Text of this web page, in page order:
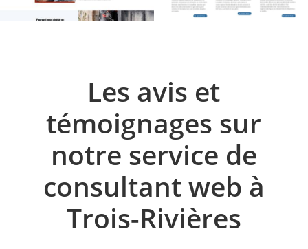
Les avis et
témoignages sur
notre service de
consultant web à
Trois-Rivières